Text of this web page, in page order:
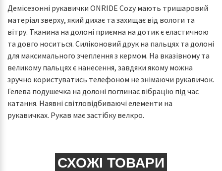
Демісезонні рукавички ONRIDE Cozy мають тришаровий
матеріал зверху, який дихає та захищає від вологи та
вітру. Тканина на долоні приємна на дотик є еластичною
та довго носиться. Силіконовий друк на пальцях та долоні
для максимального зчеплення з кермом. На вказівному та
великому пальцях є нанесення, завдяки якому можна
зручно користуватись телефоном не знімаючи рукавичок.
Гелева подушечка на долоні поглинає вібрацію під час
катання. Наявні світловідбиваючі елементи на
рукавичках. Рукав має застібку велкро.
СХОЖІ ТОВАРИ